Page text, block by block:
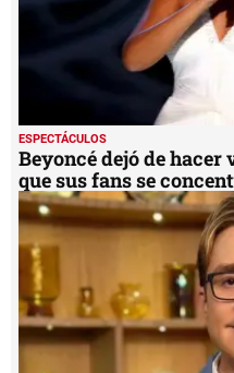
ESPECTÁCULOS
Daniel Bisogno
trasplante de hígado